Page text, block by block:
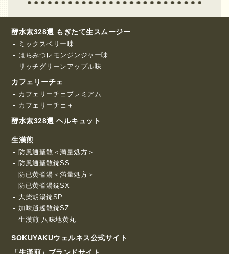
酵水素328選 もぎたて生スムージー
ミックスベリー味
はちみつレモンジンジャー味
リッチグリーンアップル味
カフェリーチェ
カフェリーチェプレミアム
カフェリーチェ＋
酵水素328選 ヘルキュット
生漢煎
防風通聖散＜満量処方＞
防風通聖散錠SS
防已黄耆湯＜満量処方＞
防已黄耆湯錠SX
大柴胡湯錠SP
加味逍遙散錠SZ
生漢煎 八味地黄丸
SOKUYAKUウェルネス公式サイト
「生漢煎」ブランドサイト